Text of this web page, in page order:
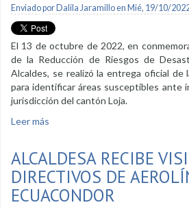
Enviado por Dalila Jaramilloen Mié, 19/10/
El 13 de octubre de 2022, en
de la Reducción de Riesgos de
Alcaldes, se realizó la entrega oficial de
para identificar áreas susceptibles ante
jurisdicción del cantón Loja.
Leer más
ALCALDESA RECIBE
DIRECTIVOS DE
ECUACONDOR